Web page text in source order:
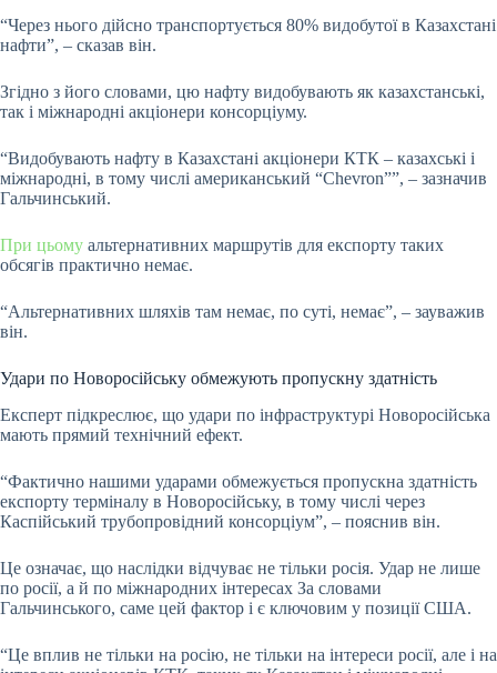
“Через нього дійсно транспортується 80% видобутої в Казахстані
нафти”, – сказав він.
Згідно з його словами, цю нафту видобувають як казахстанські,
так і міжнародні акціонери консорціуму.
“Видобувають нафту в Казахстані акціонери КТК – казахські і
міжнародні, в тому числі американський “Chevron””, – зазначив
Гальчинський.
При цьому альтернативних маршрутів для експорту таких
обсягів практично немає.
“Альтернативних шляхів там немає, по суті, немає”, – зауважив
він.
Удари по Новоросійську обмежують пропускну здатність
Експерт підкреслює, що удари по інфраструктурі Новоросійська
мають прямий технічний ефект.
“Фактично нашими ударами обмежується пропускна здатність
експорту терміналу в Новоросійську, в тому числі через
Каспійський трубопровідний консорціум”, – пояснив він.
Це означає, що наслідки відчуває не тільки росія. Удар не лише
по росії, а й по міжнародних інтересах За словами
Гальчинського, саме цей фактор і є ключовим у позиції США.
“Це вплив не тільки на росію, не тільки на інтереси росії, але і на